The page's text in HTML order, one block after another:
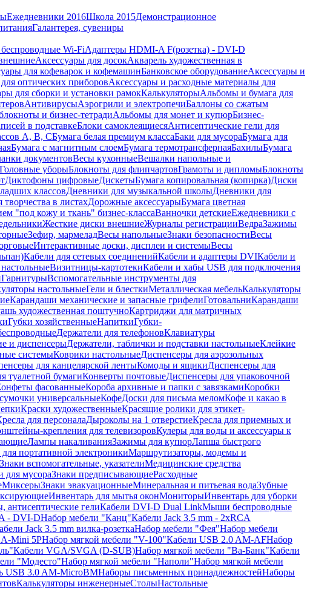
Ежедневники 2016Школа 2015Демонстрационное
Галантерея, сувениры
Wi-FiАдаптеры HDMI-A F(розетка) - DVI-D
Аксессуары для досокАкварель художественная в
для кофеварок и кофемашинБанковское оборудованиеАксессуары и
оптических приборовАксессуары и расходные материалы для
для сборки и установки рамокКалькуляторыАльбомы и бумага для
АнтивирусыАэрогрили и электропечиБаллоны со сжатым
и бизнес-тетрадиАльбомы для монет и купюрБизнес-
в подставкеБлоки самоклеящиесяАнтисептические гели для
А, В, СБумага белая премиум классаБаки для мусораБумага для
Бумага с магнитным слоемБумага термотрансфернаяБахилыБумага
документовВесы кухонныеВешалки напольные и
Головные уборыБлокноты для флипчартовГрамоты и дипломыБлокноты
Диктофоны цифровыеДискетыБумага копировальная (копирка)Диски
классовДневники для музыкальной школыДневники для
творчества в листахДорожные аксессуарыБумага цветная
"под кожу и ткань" бизнес-классаВанночки детскиеЕжедневники с
Жесткие диски внешниеЖурналы регистрацииВедраЗажимы
Зефир, мармеладВесы напольныеЗнаки безопасностиВесы
Интерактивные доски, дисплеи и системыВесы
Кабели для сетевых соединенийКабели и адаптеры DVIКабели и
Визитницы-картотекиКабели и хабы USB для подключения
ГарнитурыВспомогательные инструменты для
настольныеГели и блесткиМеталлическая мебельКалькуляторы
Карандаши механические и запасные грифелиГотовальниКарандаши
художественная поштучноКартриджи для матричных
Губки хозяйственныеНапиткиГубки-
Держатели для телефоновКлавиатуры
и диспенсерыДержатели, таблички и подставки настольныеКлейкие
системыКоврики настольныеДиспенсеры для аэрозольных
для канцелярской лентыКомоды и ящикиДиспенсеры для
туалетной бумагиКонверты почтовыеДиспенсеры для упаковочной
фасованныеКороба архивные и папки с завязкамиКоробки
универсальныеКофеДоски для письма меломКофе и какао в
Краски художественныеКрасящие ролики для этикет-
для персоналаДыроколы на 1 отверстиеКресла для приемных и
крепления для телевизоровКулеры для воды и аксессуары к
Лампы накаливанияЗажимы для купюрЛапша быстрого
портативной электроникиМаршрутизаторы, модемы и
Знаки вспомогательные, указателиМедицинские средства
мусораЗнаки предписывающиеРасходные
МиксерыЗнаки эвакуационныеМинеральная и питьевая водаЗубные
Инвентарь для мытья оконМониторыИнвентарь для уборки
гелиКабели DVI-D Dual LinkМыши беспроводные
- DVI-DНабор мебели "Канц"Кабели Jack 3.5 mm - 2xRCA
Jack 3.5 mm вилка-розеткаНабор мебели "Фея"Набор мебели
Mini 5PНабор мягкой мебели "V-100"Кабели USB 2.0 AM-AFНабор
Кабели VGA/SVGA (D-SUB)Набор мягкой мебели "Ва-Банк"Кабели
"Модесто"Набор мягкой мебели "Наполи"Набор мягкой мебели
USB 3.0 AM-MicroBMНаборы письменных принадлежностейНаборы
Калькуляторы инженерныеСтолыНастольные